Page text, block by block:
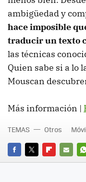
ambigüedad y
hace imposible
traducir un texto
las técnicas
Quien sabe si a lo
Mouscan
Más información |
FACEBOOK
TWITTERFLIPBOARD
E-
TEMAS Otros